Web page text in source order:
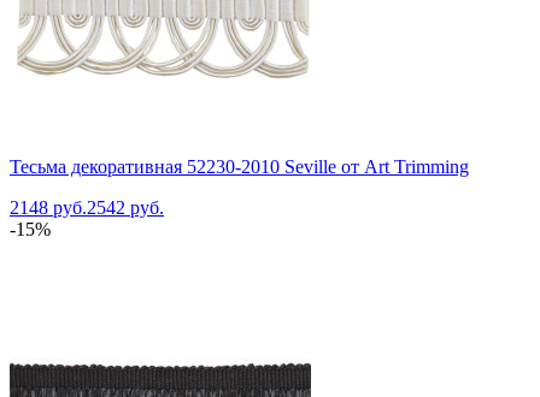
Тесьма декоративная 52230-2010 Seville от Art Trimming
2148 руб.2542 руб.
-15%